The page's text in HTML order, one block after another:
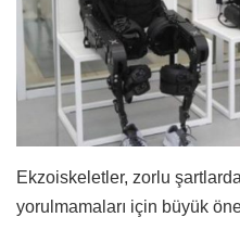
Ekzoiskeletler, zorlu
yorulmamaları için büyük